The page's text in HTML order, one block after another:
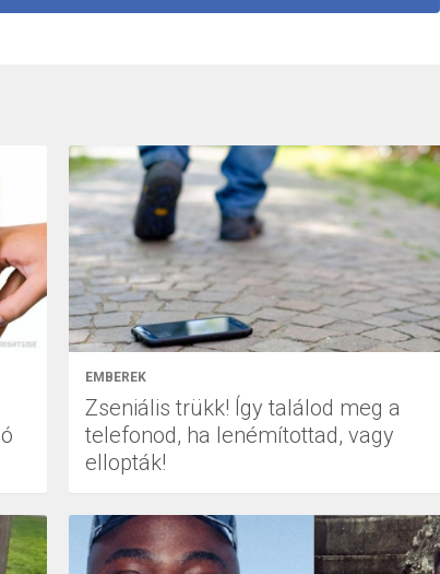
EMBEREK
Zseniális trükk! Így találod meg a
telefonod, ha lenémítottad, vagy
ellopták!